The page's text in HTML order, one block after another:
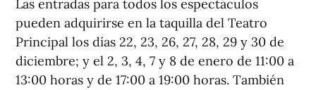
Las entradas para todos los espectáculos
pueden adquirirse en la taquilla del Teatro
Principal los días 22, 23, 26, 27, 28, 29 y 30 de
diciembre; y el 2, 3, 4, 7 y 8 de enero de 11:00 a
13:00 horas y de 17:00 a 19:00 horas. También